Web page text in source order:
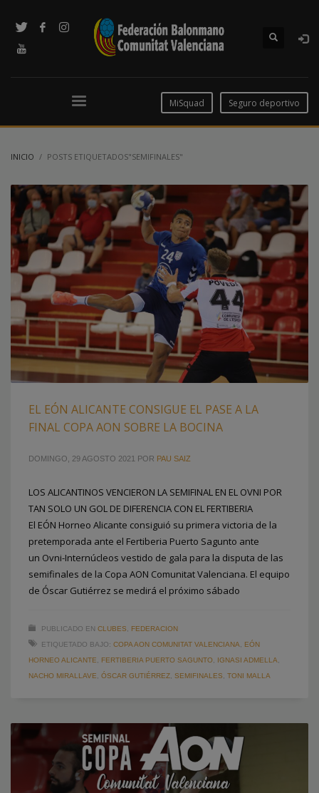
MiSquad Seguro deportivo
INICIO POSTS ETIQUETADOS"SEMIFINALES"
EL EÓN ALICANTE CONSIGUE EL PASE A LA
FINAL COPA AON SOBRE LA BOCINA
DOMINGO, 29 AGOSTO 2021 POR PAU SAIZ
LOS ALICANTINOS VENCIERON LA SEMIFINAL EN EL OVNI POR
TAN SOLO UN GOL DE DIFERENCIA CON EL FERTIBERIA
El EÓN Horneo Alicante consiguió su primera victoria de la
pretemporada ante el Fertiberia Puerto Sagunto ante
un Ovni-Internúcleos vestido de gala para la disputa de las
semifinales de la Copa AON Comunitat Valenciana. El equipo
de Óscar Gutiérrez se medirá el próximo sábado
PUBLICADO EN CLUBES
FEDERACION
ETIQUETADO BAJO: COPA AON COMUNITAT VALENCIANA
EÓN
HORNEO ALICANTE
FERTIBERIA PUERTO SAGUNTO IGNASI ADMELLA
NACHO MIRALLAVE
ÓSCAR GUTIÉRREZ SEMIFINALES TONI MALLA